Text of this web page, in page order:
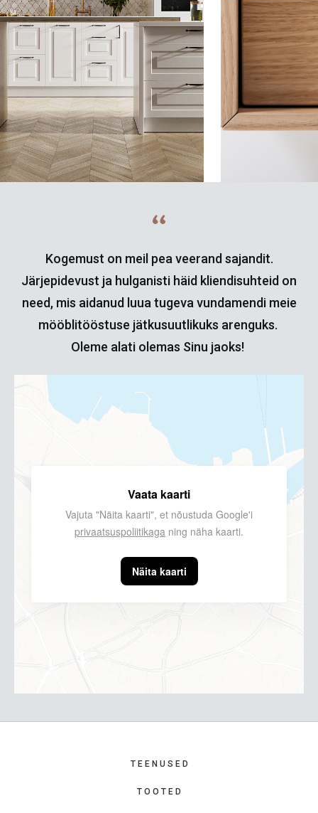
Kogemust on meil pea veerand sajandit.
Järjepidevust ja hulganisti häid kliendisuhteid on
need, mis aidanud luua tugeva vundamendi meie
mööblitööstuse jätkusuutlikuks arenguks.
Oleme alati olemas Sinu jaoks!
Vaata kaarti
Vajuta "Näita kaarti", et nõustuda Google'i
privaatsuspoliitikaga ning näha kaarti.
Näita kaarti
TEENUSED
TOOTED